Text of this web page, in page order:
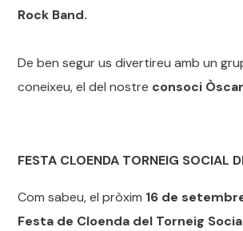
Rock Band.
De ben segur us divertireu amb un
coneixeu, el del nostre consoci
FESTA CLOENDA TORNEIG SOCIAL
Com sabeu, el pròxim 16 de
Festa de Cloenda del Torneig